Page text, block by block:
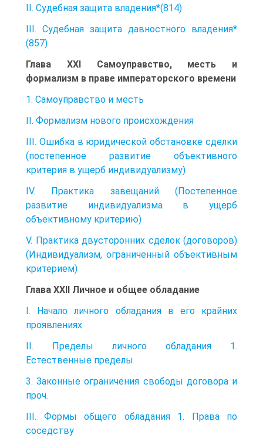
II. Судебная защита владения*(814)
III. Судебная защита давностного владения*
(857)
Глава XXI Самоуправство, месть и
формализм в праве императорского времени
1. Самоуправство и месть
II. Формализм нового происхождения
III. Ошибка в юридической обстановке сделки
(постепенное развитие объективного
критерия в ущерб индивидуализму)
IV. Практика завещаний (Постепенное
развитие индивидуализма в ущерб
объективному критерию)
V. Практика двусторонних сделок (договоров)
(Индивидуализм, ограниченный объективным
критерием)
Глава XXII Личное и общее обладание
I. Начало личного обладания в его крайних
проявлениях
II. Пределы личного обладания 1.
Естественные пределы
3. Законные ограничения свободы договора и
проч.
III. Формы общего обладания 1. Права по
соседству